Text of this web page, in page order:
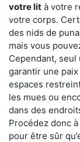
votre lit à votre
votre corps.
des nids de
mais vous
Cependant,
garantir une
espaces
les mues ou
dans des
Procédez donc
pour être sûr